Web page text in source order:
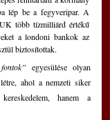
lép be a fegyveripar. A
több tízmilliárd értékű
a londoni bankok az
biztosítottak.
egyesülése olyan
ahol a nemzeti siker
hanem a